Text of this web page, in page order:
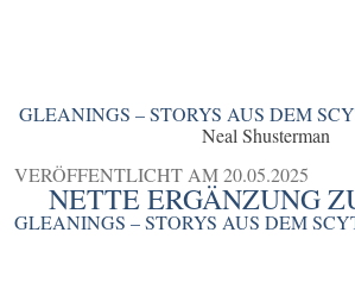
GLEANINGS – STORYS AUS DEM
Neal Shusterman
VERÖFFENTLICHT AM20.05.2025
NETTE ERGÄNZUNG
GLEANINGS – STORYS AUS DEM